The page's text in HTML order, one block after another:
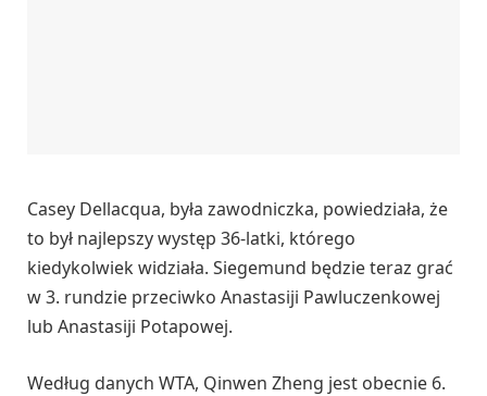
Casey Dellacqua, była zawodniczka, powiedziała, że
to był najlepszy występ 36-latki, którego
kiedykolwiek widziała. Siegemund będzie teraz grać
w 3. rundzie przeciwko Anastasiji Pawluczenkowej
lub Anastasiji Potapowej.
Według danych WTA, Qinwen Zheng jest obecnie 6.